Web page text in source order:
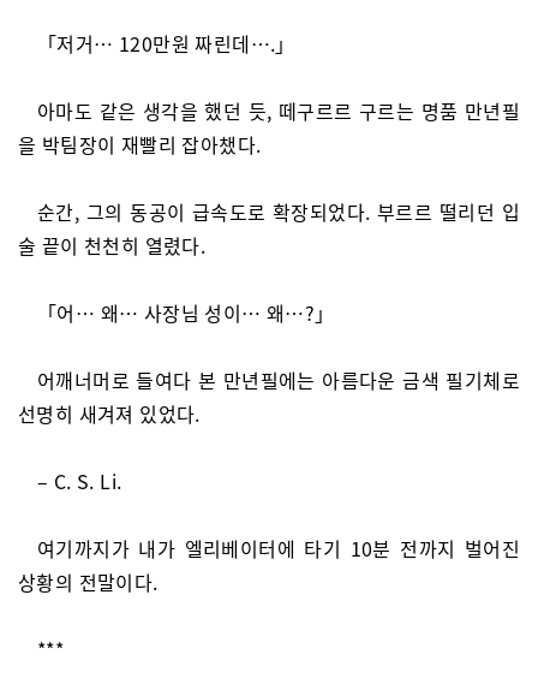
「저거… 120만원 짜린데….」
아마도 같은 생각을 했던 듯, 떼구르르 구르는 명품 만년필
을 박팀장이 재빨리 잡아챘다.
순간, 그의 동공이 급속도로 확장되었다. 부르르 떨리던 입
술 끝이 천천히 열렸다.
「어… 왜… 사장님 성이… 왜…?」
어깨너머로 들여다 본 만년필에는 아름다운 금색 필기체로
선명히 새겨져 있었다.
– C. S. Li.
여기까지가 내가 엘리베이터에 타기 10분 전까지 벌어진
상황의 전말이다.
***